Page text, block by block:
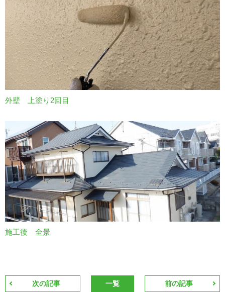
外壁 上塗り2回目
施工後 全景
次の記事 一覧 前の記事